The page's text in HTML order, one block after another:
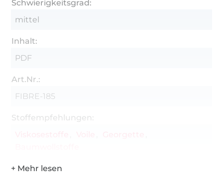
Schwierigkeitsgrad:
mittel
Inhalt:
PDF
Art.Nr.:
FIBRE-185
Stoffempfehlungen: